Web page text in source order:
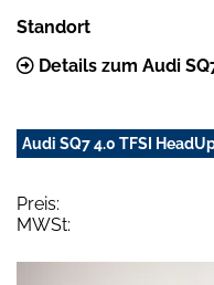
Standort
Details zum Audi
Audi SQ7 4.0 TFSI
Preis:
MWSt: